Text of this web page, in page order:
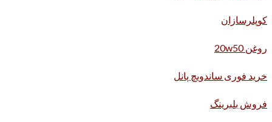
کوپلرسازان
روغن 20w50
خرید فوری ساندویچ پانل
فروش بلبرینگ